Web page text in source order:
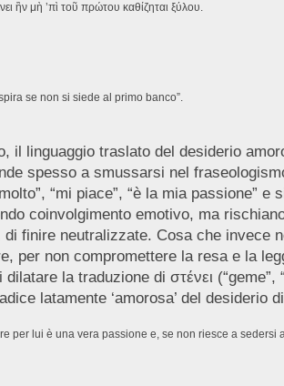
ἢν μὴ ’πὶ τοῦ πρώτου καθίζηται ξύλου.
se non si siede al primo banco”.
il linguaggio traslato del desiderio
spesso a smussarsi nel
“mi piace”, “è la mia passione” e
coinvolgimento emotivo, ma
di finire neutralizzate. Cosa che invece
per non compromettere la resa e la
la traduzione di στένει (“geme”,
latamente ‘amorosa’ del desiderio
per lui è una vera passione e, se non riesce a sedersi